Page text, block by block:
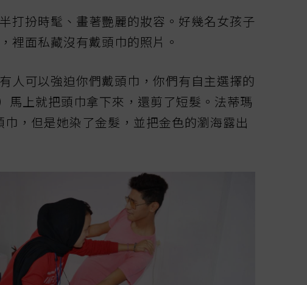
打扮時髦、畫著艷麗的妝容。好幾名女孩子
裡面私藏沒有戴頭巾的照片。
人可以強迫你們戴頭巾，你們有自主選擇的
馬上就把頭巾拿下來，還剪了短髮。法蒂瑪
巾，但是她染了金髮，並把金色的瀏海露出